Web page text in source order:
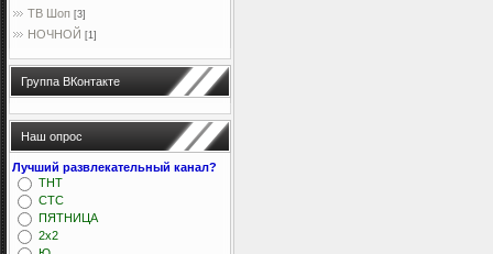
ТВ Шоп [3]
НОЧНОЙ [1]
Группа ВКонтакте
Наш опрос
Лучший развлекательный канал?
ТНТ
СТС
ПЯТНИЦА
2x2